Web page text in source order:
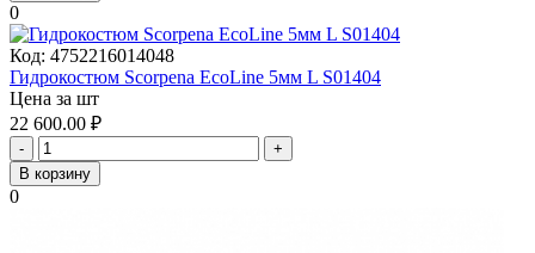
0
Код: 4752216014048
Гидрокостюм Scorpena EcoLine 5мм L S01404
Цена за шт
22 600.00 ₽
-
+
В корзину
0